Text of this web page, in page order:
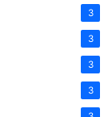
3
3
3
3